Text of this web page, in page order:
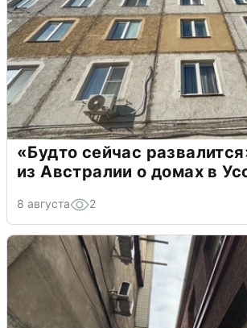
«Будто сейчас
из Австралии о домах в
8 августа 2